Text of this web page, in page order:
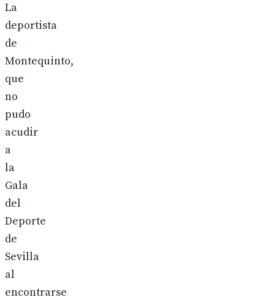
La
deportista
de
Montequinto,
que
no
pudo
acudir
a
la
Gala
del
Deporte
de
Sevilla
al
encontrarse